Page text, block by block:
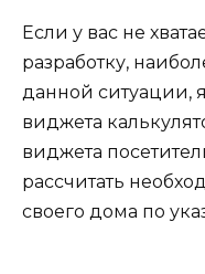
Если у вас не
разработку,
данной ситуации,
виджета
виджета
рассчитать
своего дома по